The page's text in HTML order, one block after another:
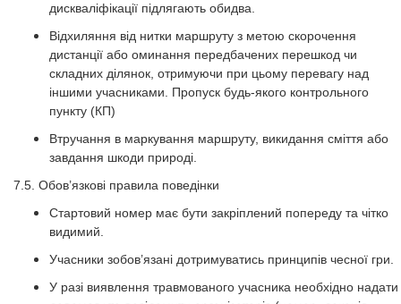
дискваліфікації підлягають обидва.
Відхиляння від нитки маршруту з метою скорочення
дистанції або оминання передбачених перешкод чи
складних ділянок, отримуючи при цьому перевагу над
іншими учасниками. Пропуск будь-якого контрольного
пункту (КП)
Втручання в маркування маршруту, викидання сміття або
завдання шкоди природі.
7.5. Обов’язкові правила поведінки
Стартовий номер має бути закріплений попереду та чітко
видимий.
Учасники зобов’язані дотримуватись принципів чесної гри.
У разі виявлення травмованого учасника необхідно надати